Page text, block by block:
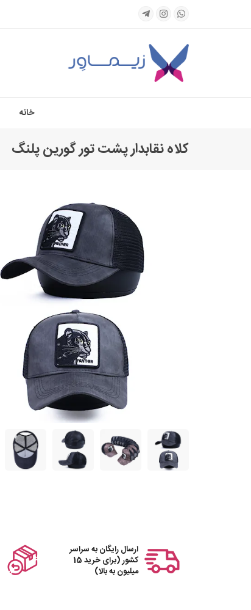
خانه
کلاه نقابدار پشت تور گورین پلنگ
ارسال رایگان به سراسر
کشور (برای خرید 15
میلیون به بالا)